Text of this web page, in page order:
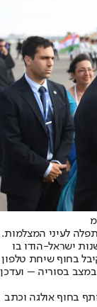
לעיני המצלמות.
ישראל-הודו בו
בחוף שיחת טלפון
בסוריה – ועדכן
בחוף אולגה וכתב